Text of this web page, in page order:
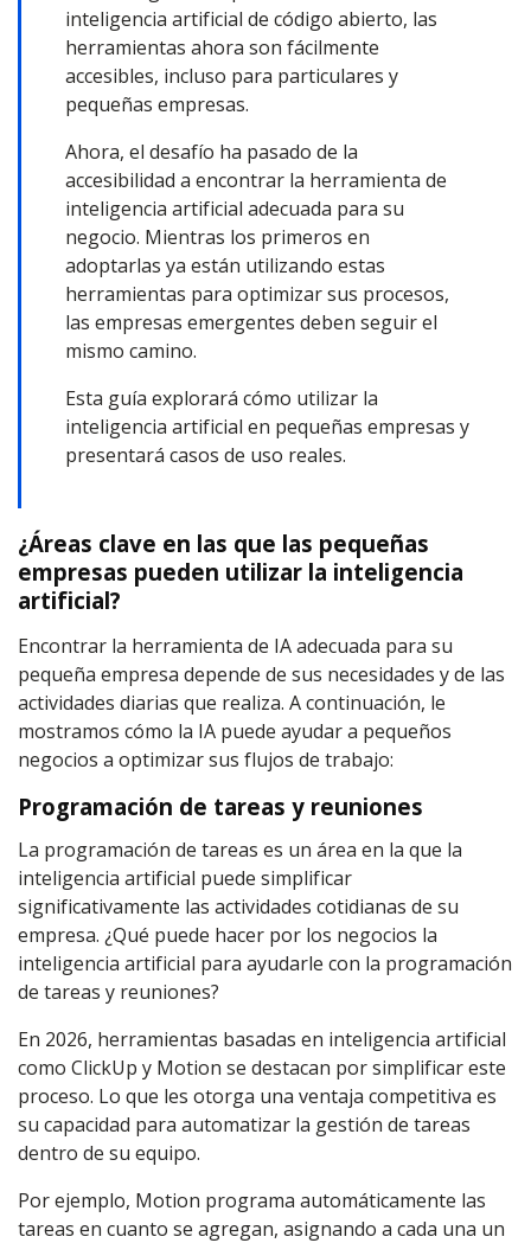
inteligencia artificial de código abierto, las
herramientas ahora son fácilmente
accesibles, incluso para particulares y
pequeñas empresas.
Ahora, el desafío ha pasado de la
accesibilidad a encontrar la herramienta de
inteligencia artificial adecuada para su
negocio. Mientras los primeros en
adoptarlas ya están utilizando estas
herramientas para optimizar sus procesos,
las empresas emergentes deben seguir el
mismo camino.
Esta guía explorará cómo utilizar la
inteligencia artificial en pequeñas empresas y
presentará casos de uso reales.
¿Áreas clave en las que las pequeñas
empresas pueden utilizar la inteligencia
artificial?
Encontrar la herramienta de IA adecuada para su
pequeña empresa depende de sus necesidades y de las
actividades diarias que realiza. A continuación, le
mostramos cómo la IA puede ayudar a pequeños
negocios a optimizar sus flujos de trabajo:
Programación de tareas y reuniones
La programación de tareas es un área en la que la
inteligencia artificial puede simplificar
significativamente las actividades cotidianas de su
empresa. ¿Qué puede hacer por los negocios la
inteligencia artificial para ayudarle con la programación
de tareas y reuniones?
En 2026, herramientas basadas en inteligencia artificial
como ClickUp y Motion se destacan por simplificar este
proceso. Lo que les otorga una ventaja competitiva es
su capacidad para automatizar la gestión de tareas
dentro de su equipo.
Por ejemplo, Motion programa automáticamente las
tareas en cuanto se agregan, asignando a cada una un